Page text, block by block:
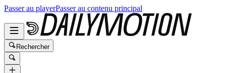
Passer au playerPasser au contenu principal
Rechercher